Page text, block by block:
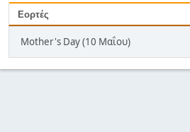
Εορτές
Mother's Day (10 Μαΐου)